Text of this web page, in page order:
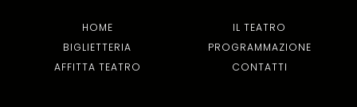
HOME
IL TEATRO
BIGLIETTERIA
PROGRAMMAZIONE
AFFITTA TEATRO
CONTATTI